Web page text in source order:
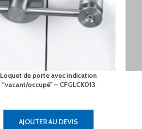
Loquet de porte avec indication
“vacant/occupé” – CFGLCK013
AJOUTER AU DEVIS